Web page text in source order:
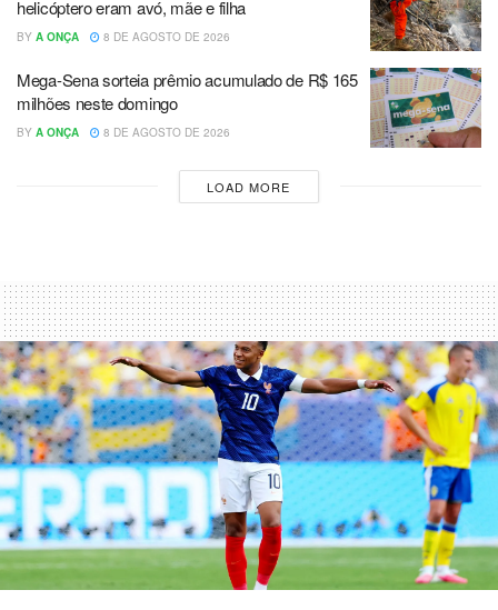
helicóptero eram avó, mãe e filha
BY A ONÇA 8 DE AGOSTO DE 2026
Mega-Sena sorteia prêmio acumulado de R$ 165
milhões neste domingo
BY A ONÇA 8 DE AGOSTO DE 2026
LOAD MORE